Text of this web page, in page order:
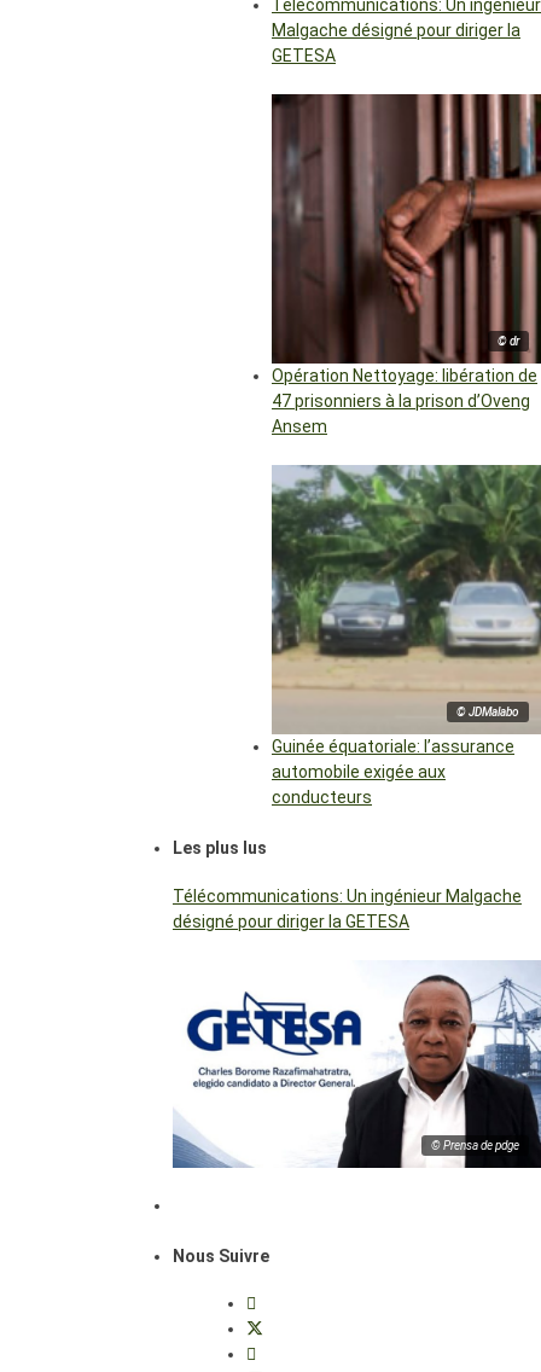
Télécommunications: Un ingénieur
Malgache désigné pour diriger la
GETESA
© dr
Opération Nettoyage: libération de
47 prisonniers à la prison d’Oveng
Ansem
© JDMalabo
Guinée équatoriale: l’assurance
automobile exigée aux
conducteurs
Les plus lus
Télécommunications: Un ingénieur Malgache
désigné pour diriger la GETESA
© Prensa de pdge
Nous Suivre